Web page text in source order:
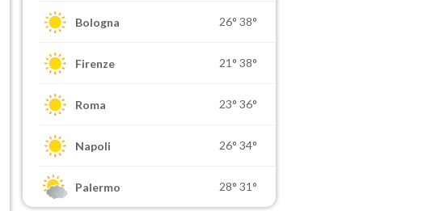
Bologna 26° 38°
Firenze 21° 38°
Roma 23° 36°
Napoli 26° 34°
Palermo 28° 31°